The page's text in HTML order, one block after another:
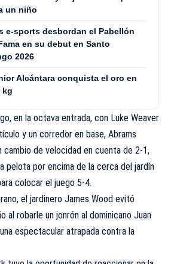
un niño
e-sports desbordan el Pabellón
en su debut en Santo
2026
Alcántara conquista el oro en
kg
en la octava entrada, con Luke Weaver
y un corredor en base, Abrams
cambio de velocidad en cuenta de 2-1,
pelota por encima de la cerca del jardín
colocar el juego 5-4.
el jardinero James Wood evitó
al robarle un jonrón al dominicano Juan
espectacular atrapada contra la